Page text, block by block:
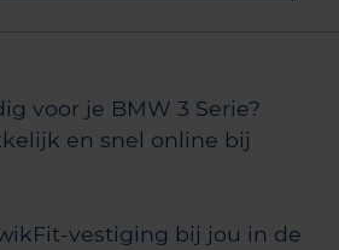
voor je BMW 3 Serie?
en snel online bij
vestiging bij jou in de